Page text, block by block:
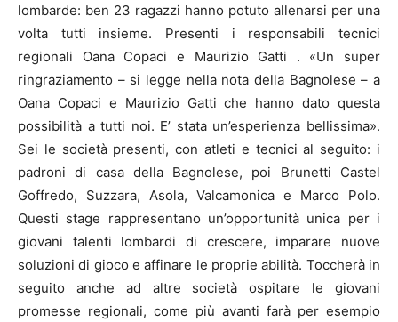
lombarde: ben 23 ragazzi hanno potuto allenarsi per una
volta tutti insieme. Presenti i responsabili tecnici
regionali Oana Copaci e Maurizio Gatti . «Un super
ringraziamento – si legge nella nota della Bagnolese – a
Oana Copaci e Maurizio Gatti che hanno dato questa
possibilità a tutti noi. E’ stata un’esperienza bellissima».
Sei le società presenti, con atleti e tecnici al seguito: i
padroni di casa della Bagnolese, poi Brunetti Castel
Goffredo, Suzzara, Asola, Valcamonica e Marco Polo.
Questi stage rappresentano un’opportunità unica per i
giovani talenti lombardi di crescere, imparare nuove
soluzioni di gioco e affinare le proprie abilità. Toccherà in
seguito anche ad altre società ospitare le giovani
promesse regionali, come più avanti farà per esempio